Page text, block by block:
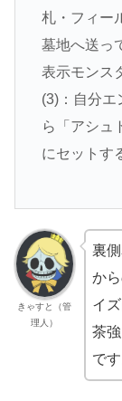
札・フィー
墓地へ送っ
表示モンス
(3)：自分エ
ら「アシュ
にセットす
きゃすと（管
理人）
裏
か
イ
茶
で